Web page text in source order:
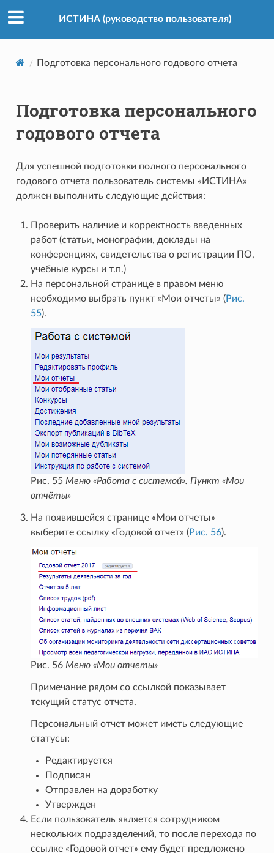
ИСТИНА (руководство пользователя)
Подготовка персонального годового отчета
Подготовка персонального
годового отчета
Для успешной подготовки полного персонального
годового отчета пользователь системы «ИСТИНА»
должен выполнить следующие действия:
Проверить наличие и корректность введенных
работ (статьи, монографии, доклады на
конференциях, свидетельства о регистрации ПО,
учебные курсы и т.п.)
На персональной странице в правом меню
необходимо выбрать пункт «Мои отчеты» (Рис.
55).
Рис. 55 Меню «Работа с системой». Пункт «Мои
отчёты»
На появившейся странице «Мои отчеты»
выберите ссылку «Годовой отчет» (Рис. 56).
Рис. 56 Меню «Мои отчеты»
Примечание рядом со ссылкой показывает
текущий статус отчета.
Персональный отчет может иметь следующие
статусы:
Редактируется
Подписан
Отправлен на доработку
Утвержден
Если пользователь является сотрудником
нескольких подразделений, то после перехода по
ссылке «Годовой отчет» ему будет предложено